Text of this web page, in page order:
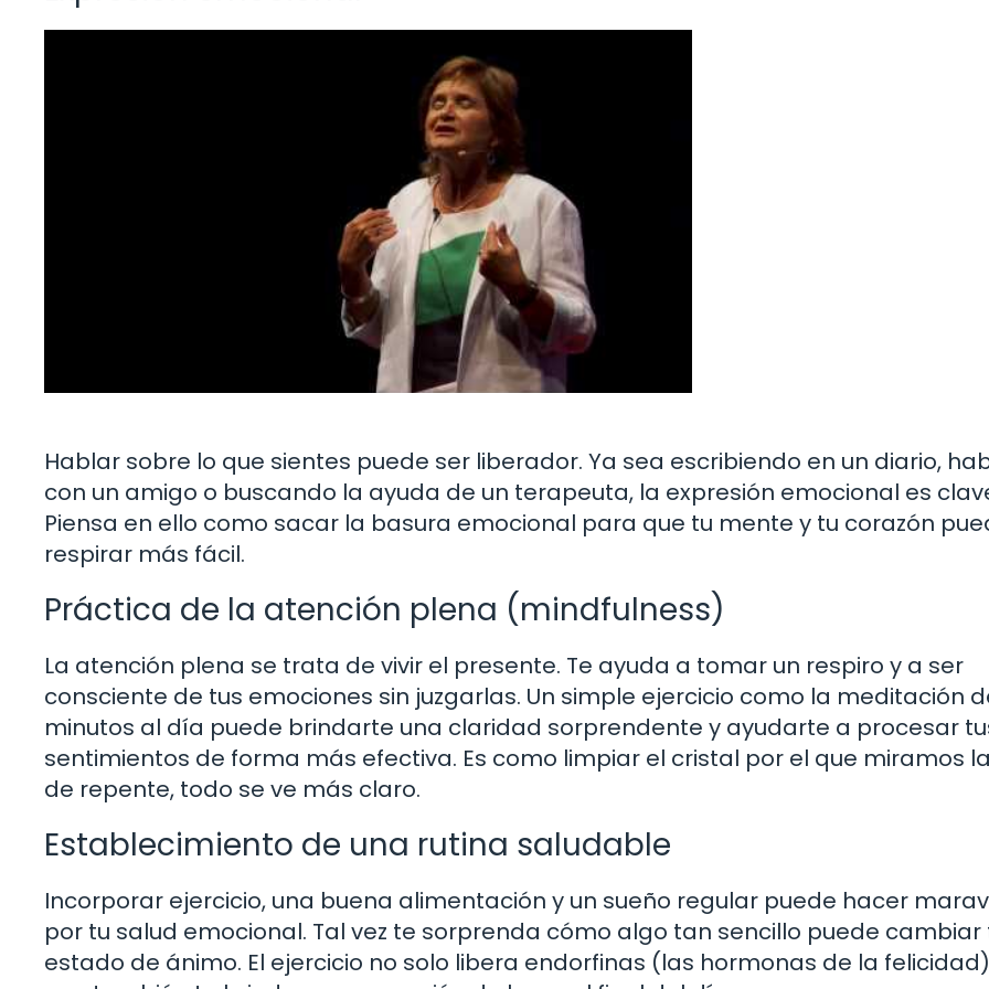
Hablar sobre lo que sientes puede ser liberador. Ya sea escribiendo en un diario,
con un amigo o buscando la ayuda de un terapeuta, la expresión emocional es
Piensa en ello como sacar la basura emocional para que tu mente y tu corazón
respirar más fácil.
Práctica de la atención plena (mindfulness)
La atención plena se trata de vivir el presente. Te ayuda a tomar un respiro y a ser
consciente de tus emociones sin juzgarlas. Un simple ejercicio como la meditación
minutos al día puede brindarte una claridad sorprendente y ayudarte a procesar
sentimientos de forma más efectiva. Es como limpiar el cristal por el que miramos
de repente, todo se ve más claro.
Establecimiento de una rutina saludable
Incorporar ejercicio, una buena alimentación y un sueño regular puede hacer
por tu salud emocional. Tal vez te sorprenda cómo algo tan sencillo puede cambiar
estado de ánimo. El ejercicio no solo libera endorfinas (las hormonas de la